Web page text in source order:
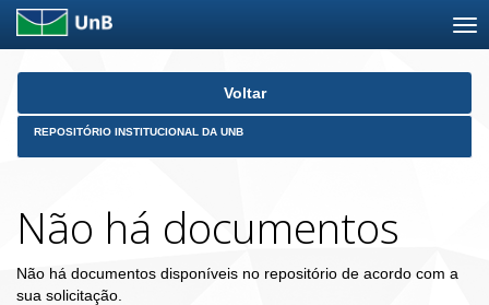
Skip
Voltar
REPOSITÓRIO INSTITUCIONAL DA UNB
Não há documentos
Não há documentos disponíveis no repositório de acordo com a
sua solicitação.